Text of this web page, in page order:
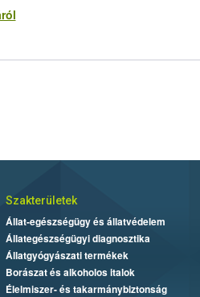
Szakterületek
Állat-egészségügy és állatvédelem
Állategészségügyi diagnosztika
Állatgyógyászati termékek
Borászat és alkoholos italok
Élelmiszer- és takarmánybiztonság